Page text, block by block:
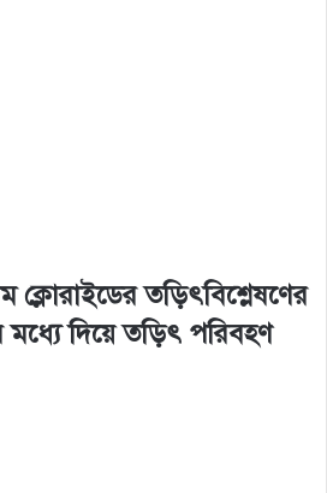
তড়িৎবিশ্লেষণের
দিয়ে তড়িৎ পরিবহণ